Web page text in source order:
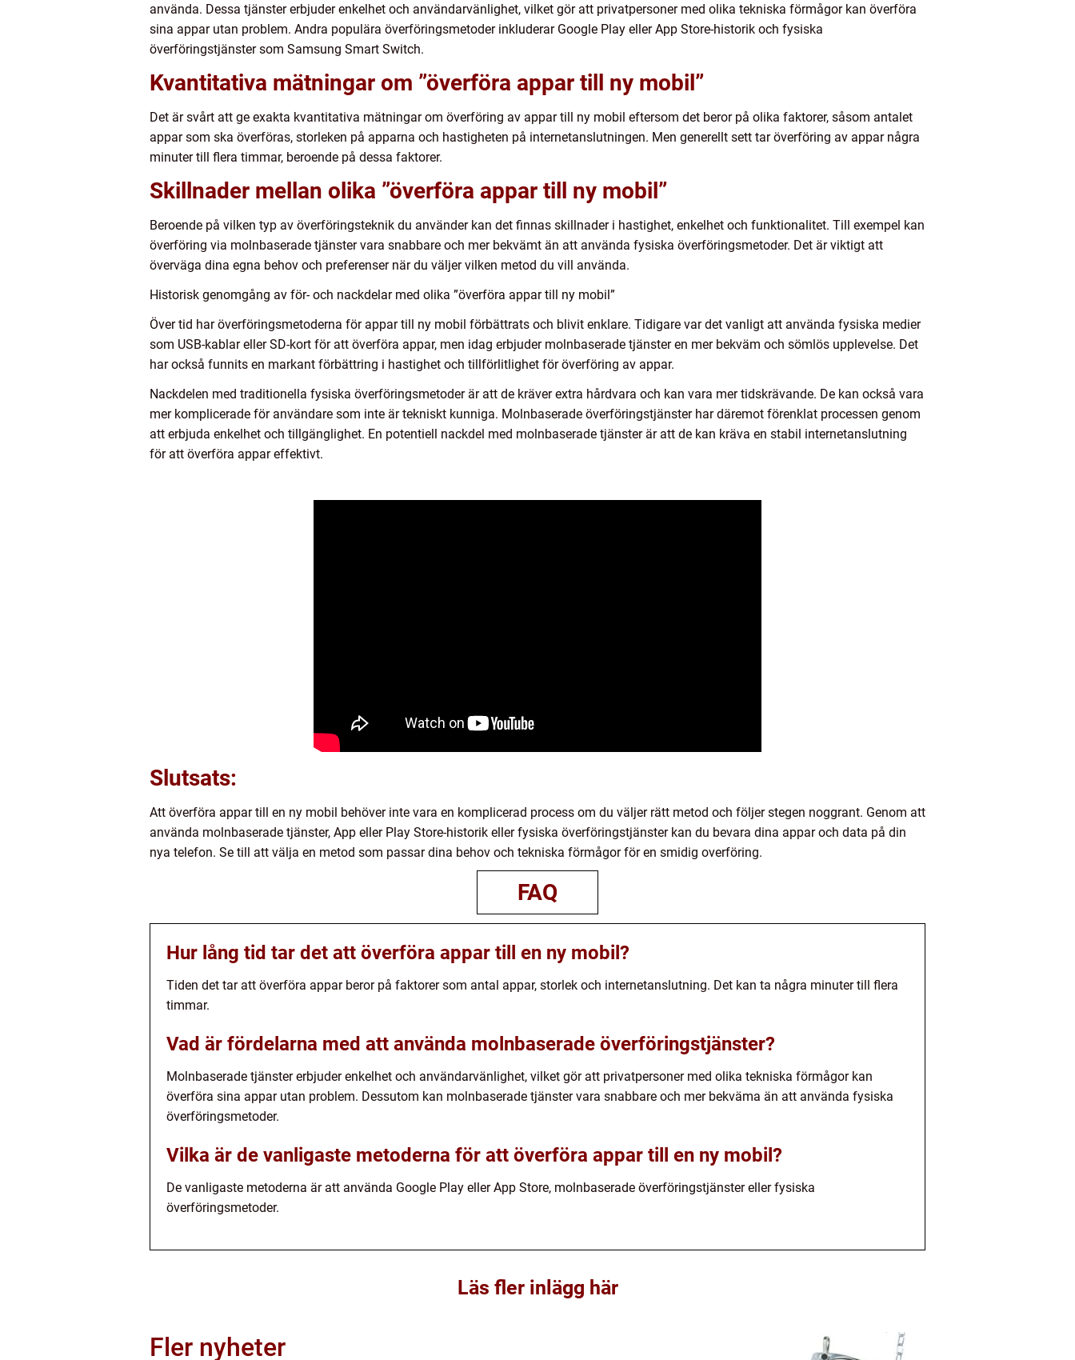
använda. Dessa tjänster erbjuder enkelhet och användarvänlighet, vilket gör att privatpersoner med olika tekniska förmågor kan överföra
sina appar utan problem. Andra populära överföringsmetoder inkluderar Google Play eller App Store-historik och fysiska
överföringstjänster som Samsung Smart Switch.
Kvantitativa mätningar om ”överföra appar till ny mobil”
Det är svårt att ge exakta kvantitativa mätningar om överföring av appar till ny mobil eftersom det beror på olika faktorer, såsom antalet
appar som ska överföras, storleken på apparna och hastigheten på internetanslutningen. Men generellt sett tar överföring av appar några
minuter till flera timmar, beroende på dessa faktorer.
Skillnader mellan olika ”överföra appar till ny mobil”
Beroende på vilken typ av överföringsteknik du använder kan det finnas skillnader i hastighet, enkelhet och funktionalitet. Till exempel kan
överföring via molnbaserade tjänster vara snabbare och mer bekvämt än att använda fysiska överföringsmetoder. Det är viktigt att
överväga dina egna behov och preferenser när du väljer vilken metod du vill använda.
Historisk genomgång av för- och nackdelar med olika ”överföra appar till ny mobil”
Över tid har överföringsmetoderna för appar till ny mobil förbättrats och blivit enklare. Tidigare var det vanligt att använda fysiska medier
som USB-kablar eller SD-kort för att överföra appar, men idag erbjuder molnbaserade tjänster en mer bekväm och sömlös upplevelse. Det
har också funnits en markant förbättring i hastighet och tillförlitlighet för överföring av appar.
Nackdelen med traditionella fysiska överföringsmetoder är att de kräver extra hårdvara och kan vara mer tidskrävande. De kan också vara
mer komplicerade för användare som inte är tekniskt kunniga. Molnbaserade överföringstjänster har däremot förenklat processen genom
att erbjuda enkelhet och tillgänglighet. En potentiell nackdel med molnbaserade tjänster är att de kan kräva en stabil internetanslutning
för att överföra appar effektivt.
Slutsats:
Att överföra appar till en ny mobil behöver inte vara en komplicerad process om du väljer rätt metod och följer stegen noggrant. Genom att
använda molnbaserade tjänster, App eller Play Store-historik eller fysiska överföringstjänster kan du bevara dina appar och data på din
nya telefon. Se till att välja en metod som passar dina behov och tekniska förmågor för en smidig overföring.
FAQ
Hur lång tid tar det att överföra appar till en ny mobil?
Tiden det tar att överföra appar beror på faktorer som antal appar, storlek och internetanslutning. Det kan ta några minuter till flera
timmar.
Vad är fördelarna med att använda molnbaserade överföringstjänster?
Molnbaserade tjänster erbjuder enkelhet och användarvänlighet, vilket gör att privatpersoner med olika tekniska förmågor kan
överföra sina appar utan problem. Dessutom kan molnbaserade tjänster vara snabbare och mer bekväma än att använda fysiska
överföringsmetoder.
Vilka är de vanligaste metoderna för att överföra appar till en ny mobil?
De vanligaste metoderna är att använda Google Play eller App Store, molnbaserade överföringstjänster eller fysiska
överföringsmetoder.
Läs fler inlägg här
Fler nyheter